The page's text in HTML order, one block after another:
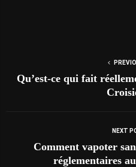
Qu’est-ce qui fait
NEXT
Comment vapoter
réglementaires